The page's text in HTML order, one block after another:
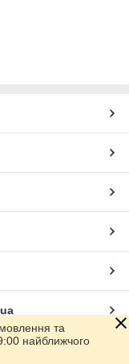
та
найближчого